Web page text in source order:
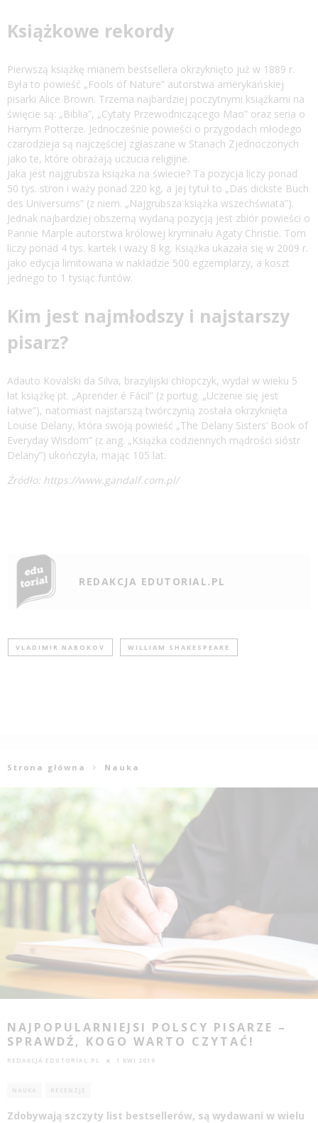
Książkowe rekordy
Pierwszą książkę mianem bestsellera okrzyknięto już w 1889 r.
Była to powieść „Fools of Nature” autorstwa amerykańskiej
pisarki Alice Brown. Trzema najbardziej poczytnymi książkami na
święcie są: „Biblia”, „Cytaty Przewodniczącego Mao” oraz seria o
Harrym Potterze. Jednocześnie powieści o przygodach młodego
czarodzieja są najczęściej zgłaszane w Stanach Zjednoczonych
jako te, które obrażają uczucia religijne.
Jaka jest najgrubsza książka na świecie? Ta pozycja liczy ponad
50 tys. stron i waży ponad 220 kg, a jej tytuł to „Das dickste Buch
des Universums” (z niem. „Najgrubsza książka wszechświata”).
Jednak najbardziej obszerną wydaną pozycją jest zbiór powieści o
Pannie Marple autorstwa królowej kryminału Agaty Christie. Tom
liczy ponad 4 tys. kartek i waży 8 kg. Książka ukazała się w 2009 r.
jako edycja limitowana w nakładzie 500 egzemplarzy, a koszt
jednego to 1 tysiąc funtów.
Kim jest najmłodszy i najstarszy
pisarz?
Adauto Kovalski da Silva, brazylijski chłopczyk, wydał w wieku 5
lat książkę pt. „Aprender é Fácil” (z portug. „Uczenie się jest
łatwe”), natomiast najstarszą twórczynią została okrzyknięta
Louise Delany, która swoją powieść „The Delany Sisters’ Book of
Everyday Wisdom” (z ang. „Książka codziennych mądrości sióstr
Delany”) ukończyła, mając 105 lat.
Źródło: https://www.gandalf.com.pl/
REDAKCJA EDUTORIAL.PL
VLADIMIR NABOKOV WILLIAM SHAKESPEARE
Strona główna Nauka
NAJPOPULARNIEJSI POLSCY PISARZE –
SPRAWDŹ, KOGO WARTO CZYTAĆ!
REDAKCJA EDUTORIAL.PL 1 KWI 2019
NAUKA RECENZJE
Zdobywają szczyty list bestsellerów, są wydawani w wielu